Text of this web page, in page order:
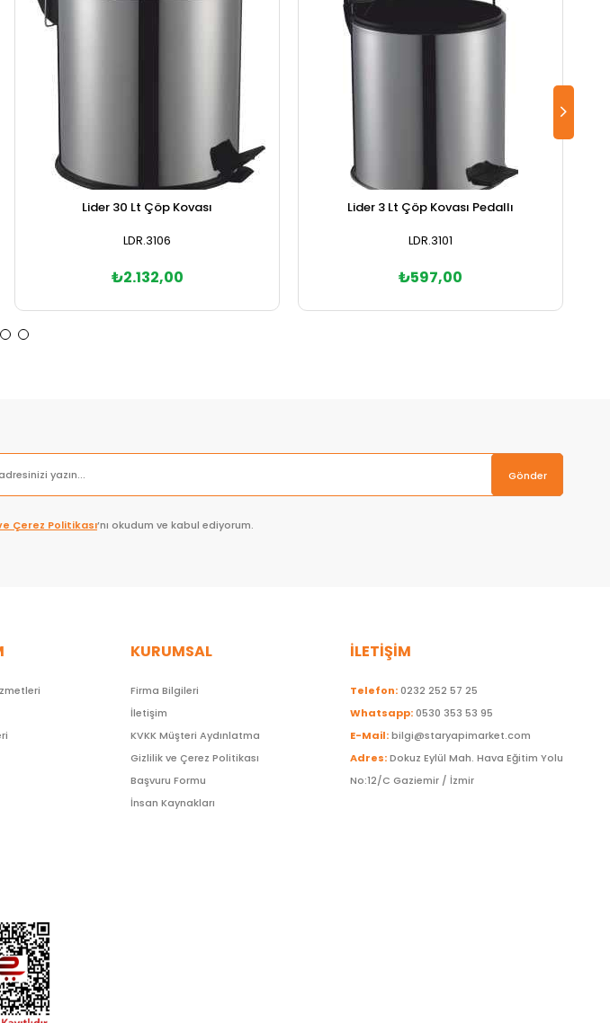
Lider 30 Lt Çöp Kovası
LDR.3106
₺2.132,00
Lider 3 Lt Çöp Kovası Pedallı
LDR.3101
₺597,00
Gönder
Çerez Politikası’nı okudum ve kabul ediyorum.
KURUMSAL
Firma Bilgileri
İletişim
KVKK Müşteri Aydınlatma
Gizlilik ve Çerez Politikası
Başvuru Formu
İnsan Kaynakları
İLETİŞİM
Telefon:0232 252 57 25
Whatsapp:0530 353 53 95
E-Mail:bilgi@staryapimarket.com
Adres:Dokuz Eylül Mah. Hava Eğitim Yolu
No:12/C Gaziemir / İzmir